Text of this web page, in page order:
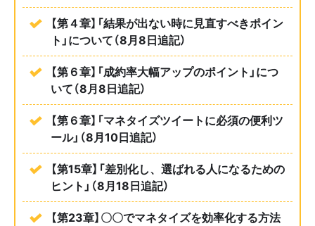
【第４章】「結果が出ない時に見直すべきポイン
ト」について（8月8日追記）
【第６章】「成約率大幅アップのポイント」につ
いて（8月8日追記）
【第６章】「マネタイズツイートに必須の便利ツ
ール」（8月10日追記）
【第15章】「差別化し、選ばれる人になるための
ヒント」（8月18日追記）
【第23章】〇〇でマネタイズを効率化する方法